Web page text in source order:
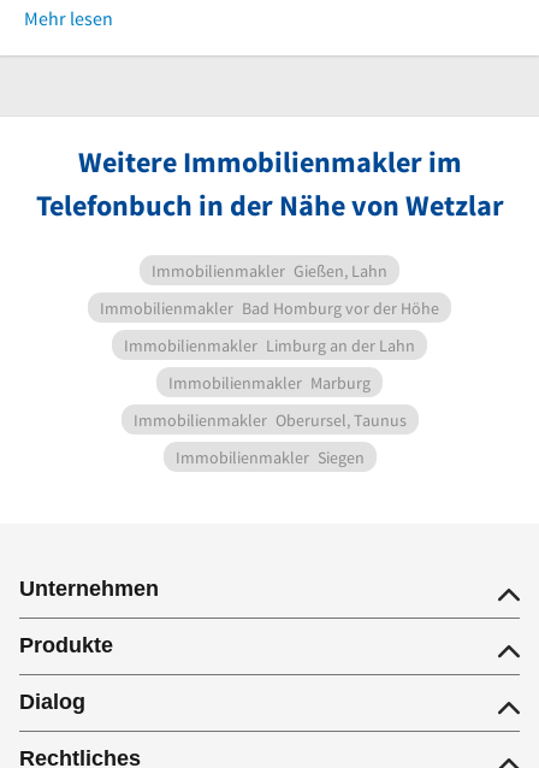
Mehr lesen
Weitere Immobilienmakler im
Telefonbuch in der Nähe von Wetzlar
Immobilienmakler Gießen, Lahn
Immobilienmakler Bad Homburg vor der Höhe
Immobilienmakler Limburg an der Lahn
Immobilienmakler Marburg
Immobilienmakler Oberursel, Taunus
Immobilienmakler Siegen
Unternehmen
Produkte
Dialog
Rechtliches